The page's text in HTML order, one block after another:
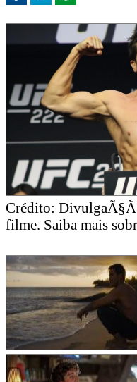
Crédito:
filme. Saiba mais